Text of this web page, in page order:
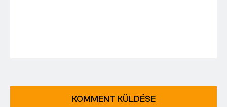
KOMMENT KÜLDÉSE